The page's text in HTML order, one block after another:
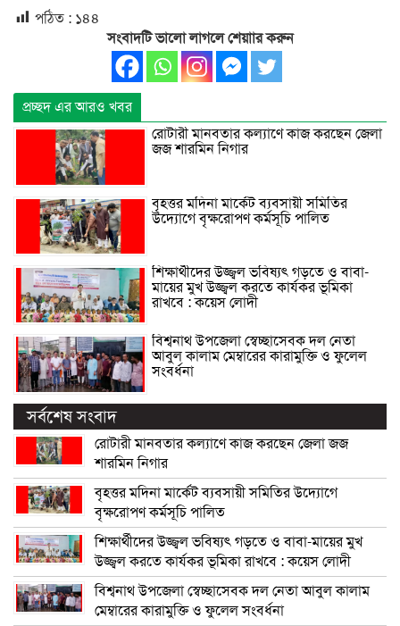
পঠিত : ১৪৪
সংবাদটি ভালো লাগলে শেয়াার করুন
প্রচ্ছদ এর আরও খবর
রোটারী মানবতার কল্যাণে কাজ করছেন জেলা
জজ শারমিন নিগার
বৃহত্তর মদিনা মার্কেট ব্যবসায়ী সমিতির
উদ্যোগে বৃক্ষরোপণ কর্মসূচি পালিত
শিক্ষার্থীদের উজ্জ্বল ভবিষ্যৎ গড়তে ও বাবা-
মায়ের মুখ উজ্জ্বল করতে কার্যকর ভূমিকা
রাখবে : কয়েস লোদী
বিশ্বনাথ উপজেলা স্বেচ্ছাসেবক দল নেতা
আবুল কালাম মেম্বারের কারামুক্তি ও ফুলেল
সংবর্ধনা
সর্বশেষ সংবাদ
রোটারী মানবতার কল্যাণে কাজ করছেন জেলা জজ
শারমিন নিগার
বৃহত্তর মদিনা মার্কেট ব্যবসায়ী সমিতির উদ্যোগে
বৃক্ষরোপণ কর্মসূচি পালিত
শিক্ষার্থীদের উজ্জ্বল ভবিষ্যৎ গড়তে ও বাবা-মায়ের মুখ
উজ্জ্বল করতে কার্যকর ভূমিকা রাখবে : কয়েস লোদী
বিশ্বনাথ উপজেলা স্বেচ্ছাসেবক দল নেতা আবুল কালাম
মেম্বারের কারামুক্তি ও ফুলেল সংবর্ধনা